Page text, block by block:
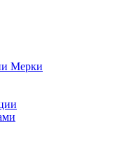
Мерки